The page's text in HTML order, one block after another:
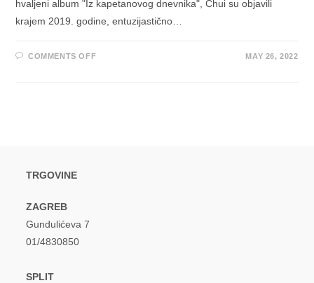
hvaljeni album "Iz kapetanovog dnevnika", Chui su objavili
krajem 2019. godine, entuzijastično…
COMMENTS OFFON
MAY 26, 2022
TRGOVINE
ZAGREB
Gundulićeva 7
01/4830850
SPLIT